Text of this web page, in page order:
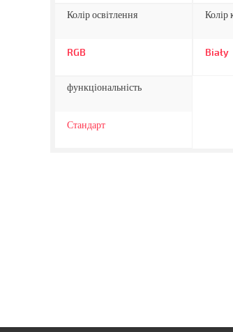
Колір освітлення
RGB
Колір
Biały
функціональність
Стандарт